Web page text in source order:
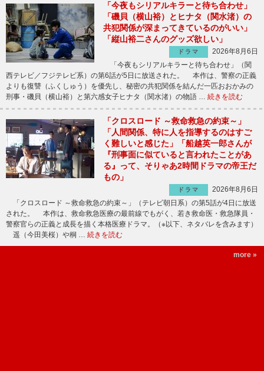
「今夜もシリアルキラーと待ち合わせ」
「磯貝（横山裕）とヒナタ（関水渚）の
共犯関係が深まってきているのがいい」
「縦山裕二さんのグッズ欲しい」
ドラマ
2026年8月6日
「今夜もシリアルキラーと待ち合わせ」（関
西テレビ／フジテレビ系）の第6話が5日に放送された。 本作は、警察の正義
よりも復讐（ふくしゅう）を優先し、秘密の共犯関係を結んだ一匹おおかみの
刑事・磯貝（横山裕）と第六感女子ヒナタ（関水渚）の物語 … 続きを読む
「クロスロード ～救命救急の約束～」
「人間関係、特に人を指導するのはすご
く難しいと感じた」「船越英一郎さんが
『刑事面に似ていると言われたことがあ
る』って、そりゃあ2時間ドラマの帝王だ
もの」
ドラマ
2026年8月6日
「クロスロード ～救命救急の約束～」（テレビ朝日系）の第5話が4日に放送
された。 本作は、救命救急医療の最前線でもがく、若き救命医・救急隊員・
警察官らの正義と成長を描く本格医療ドラマ。（※以下、ネタバレを含みます）
遥（今田美桜）や桐 … 続きを読む
more »